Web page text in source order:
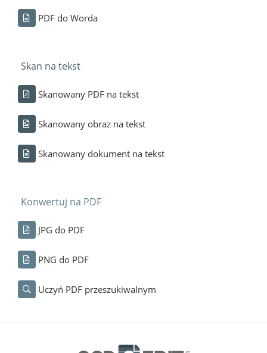
PDF do Worda
Skan na tekst
Skanowany PDF na tekst
Skanowany obraz na tekst
Skanowany dokument na tekst
Konwertuj na PDF
JPG do PDF
PNG do PDF
Uczyń PDF przeszukiwalnym